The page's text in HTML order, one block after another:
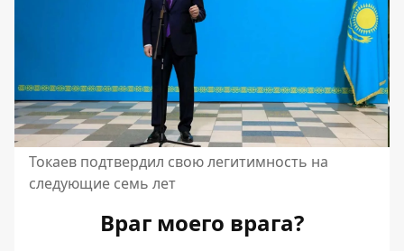
Токаев подтвердил свою легитимность на
следующие семь лет
Враг моего врага?